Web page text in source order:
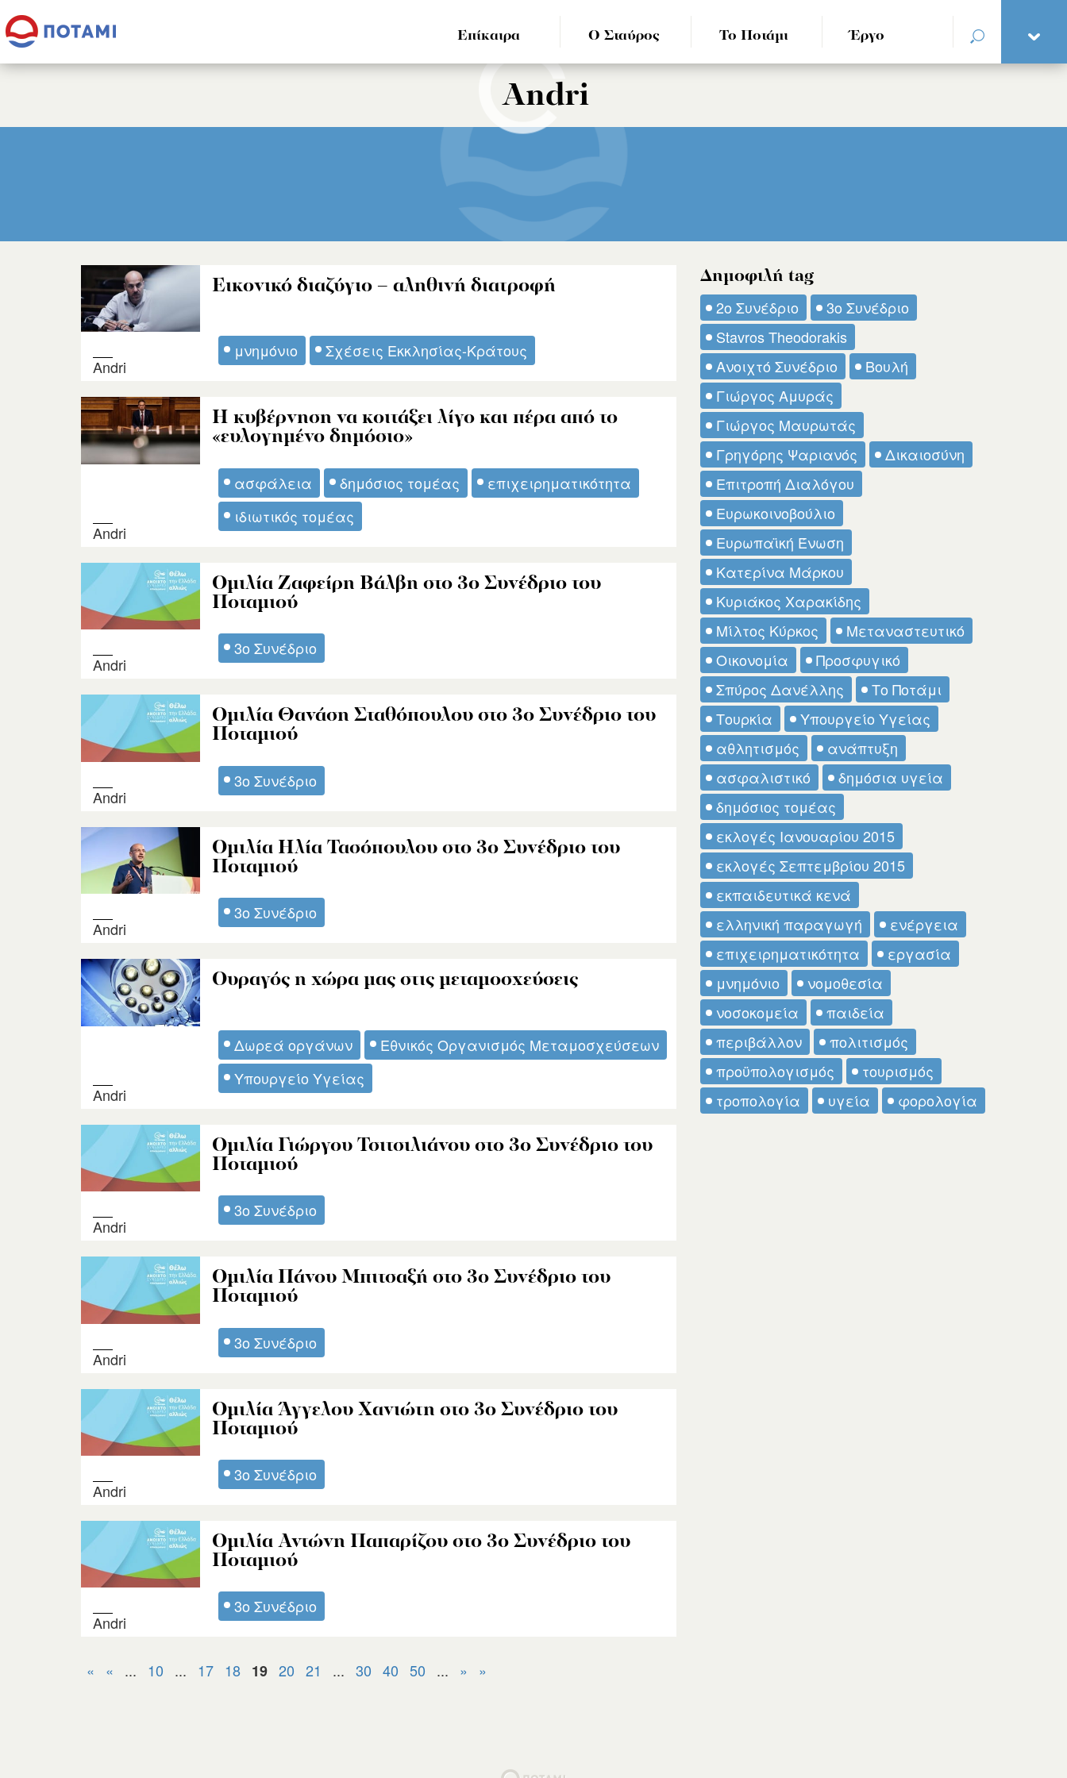
Επίκαιρα Ο Σταύρος Το Ποτάμι Έργο
Andri
Εικονικό διαζύγιο – αληθινή διατροφή
μνημόνιο
Σχέσεις Εκκλησίας-Κράτους
Andri
Η κυβέρνηση να κοιτάξει λίγο και πέρα από το
«ευλογημένο δημόσιο»
ασφάλεια δημόσιος τομέας
επιχειρηματικότητα
ιδιωτικός τομέας
Andri
Ομιλία Ζαφείρη Βάλβη στο 3ο Συνέδριο του
Ποταμιού
3ο Συνέδριο
Andri
Ομιλία Θανάση Σταθόπουλου στο 3ο Συνέδριο του
Ποταμιού
3ο Συνέδριο
Andri
Ομιλία Ηλία Τασόπουλου στο 3ο Συνέδριο του
Ποταμιού
3ο Συνέδριο
Andri
Ουραγός η χώρα μας στις μεταμοσχεύσεις
Δωρεά οργάνων
Εθνικός Οργανισμός Μεταμοσχεύσεων
Υπουργείο Υγείας
Andri
Ομιλία Γιώργου Τσιτσιλιάνου στο 3ο Συνέδριο του
Ποταμιού
3ο Συνέδριο
Andri
Ομιλία Πάνου Μπιτσαξή στο 3ο Συνέδριο του
Ποταμιού
3ο Συνέδριο
Andri
Ομιλία Άγγελου Χανιώτη στο 3ο Συνέδριο του
Ποταμιού
3ο Συνέδριο
Andri
Ομιλία Αντώνη Παπαρίζου στο 3ο Συνέδριο του
Ποταμιού
3ο Συνέδριο
Andri
« « ... 10 ... 17 18 19 20 21 ... 30 40 50 ... » »
Δημοφιλή tag
2ο Συνέδριο
3ο Συνέδριο
Stavros Theodorakis
Ανοιχτό Συνέδριο
Βουλή
Γιώργος Αμυράς
Γιώργος Μαυρωτάς
Γρηγόρης Ψαριανός
Δικαιοσύνη
Επιτροπή Διαλόγου
Ευρωκοινοβούλιο
Ευρωπαϊκή Ένωση
Κατερίνα Μάρκου
Κυριάκος Χαρακίδης
Μίλτος Κύρκος
Μεταναστευτικό
Οικονομία
Προσφυγικό
Σπύρος Δανέλλης
Το Ποτάμι
Τουρκία
Υπουργείο Υγείας
αθλητισμός
ανάπτυξη
ασφαλιστικό
δημόσια υγεία
δημόσιος τομέας
εκλογές Ιανουαρίου 2015
εκλογές Σεπτεμβρίου 2015
εκπαιδευτικά κενά
ελληνική παραγωγή
ενέργεια
επιχειρηματικότητα
εργασία
μνημόνιο
νομοθεσία
νοσοκομεία
παιδεία
περιβάλλον
πολιτισμός
προϋπολογισμός
τουρισμός
τροπολογία
υγεία φορολογία